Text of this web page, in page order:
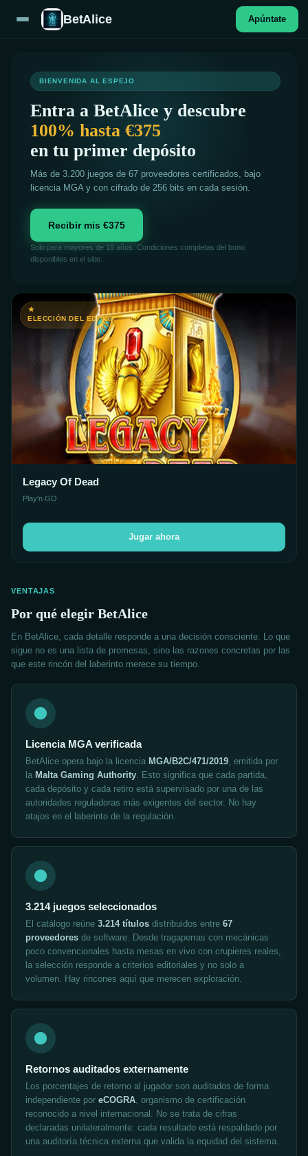
BetAlice Apúntate
BIENVENIDA AL ESPEJO
Entra a BetAlice y descubre
100% hasta €375
en tu primer depósito
Más de 3.200 juegos de 67 proveedores certificados, bajo
licencia MGA y con cifrado de 256 bits en cada sesión.
Recibir mis €375
Solo para mayores de 18 años. Condiciones completas del bono
disponibles en el sitio.
ELECCIÓN DEL EDITOR
Legacy Of Dead
Play'n GO
Jugar ahora
VENTAJAS
Por qué elegir BetAlice
En BetAlice, cada detalle responde a una decisión consciente. Lo que
sigue no es una lista de promesas, sino las razones concretas por las
que este rincón del laberinto merece su tiempo.
Licencia MGA verificada
BetAlice opera bajo la licencia MGA/B2C/471/2019, emitida por
la Malta Gaming Authority. Esto significa que cada partida,
cada depósito y cada retiro está supervisado por una de las
autoridades reguladoras más exigentes del sector. No hay
atajos en el laberinto de la regulación.
3.214 juegos seleccionados
El catálogo reúne 3.214 títulos distribuidos entre 67
proveedores de software. Desde tragaperras con mecánicas
poco convencionales hasta mesas en vivo con crupieres reales,
la selección responde a criterios editoriales y no solo a
volumen. Hay rincones aquí que merecen exploración.
Retornos auditados externamente
Los porcentajes de retorno al jugador son auditados de forma
independiente por eCOGRA, organismo de certificación
reconocido a nivel internacional. No se trata de cifras
declaradas unilateralmente: cada resultado está respaldado por
una auditoría técnica externa que valida la equidad del sistema.